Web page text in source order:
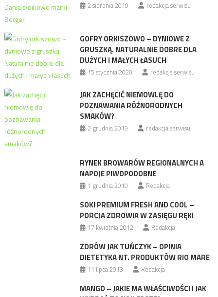
2 sierpnia 2019 redakcja serwisu
GOFRY ORKISZOWO – DYNIOWE Z
GRUSZKĄ. NATURALNIE DOBRE DLA
DUŻYCH I MAŁYCH ŁASUCH
15 stycznia 2020 redakcja serwisu
JAK ZACHĘCIĆ NIEMOWLĘ DO
POZNAWANIA RÓŻNORODNYCH
SMAKÓW?
2 grudnia 2019 redakcja serwisu
RYNEK BROWARÓW REGIONALNYCH A
NAPOJE PIWOPODOBNE
1 grudnia 2010 Redakcja
SOKI PREMIUM FRESH AND COOL –
PORCJA ZDROWIA W ZASIĘGU RĘKI
17 kwietnia 2012 Redakcja
ZDRÓW JAK TUŃCZYK – OPINIA
DIETETYKA NT. PRODUKTÓW RIO MARE
11 lipca 2013 Redakcja
MANGO – JAKIE MA WŁAŚCIWOŚCI I JAK